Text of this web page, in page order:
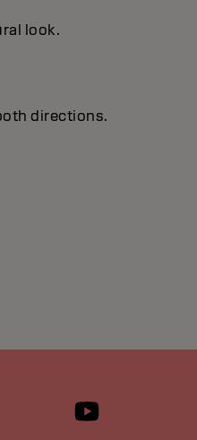
look.
directions.